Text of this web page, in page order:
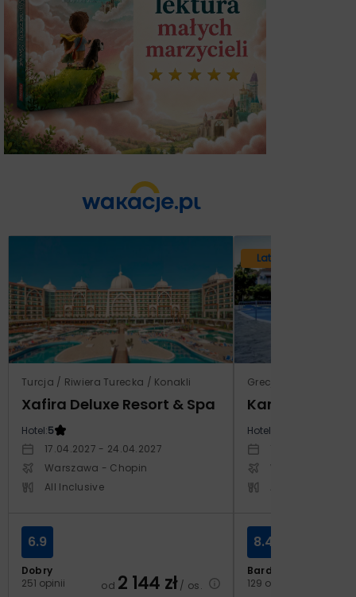
Turcja / Riwiera Turecka / Konakli
Xafira Deluxe Resort & Spa
Hotel:5
17.04.2027 - 24.04.2027
Warszawa - Chopin
All Inclusive
Dobry
251 opinii
6.9
od 2 144 zł/ os.
Lato 2026
Grecja / Samos /
Kampos
Hotel:
Warszawa -
Bardzo dobry
129 opinii
8.4